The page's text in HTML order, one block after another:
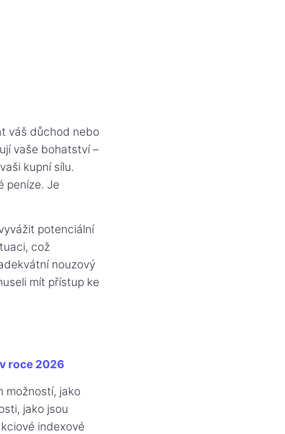
váš důchod nebo
vaše bohatství –
kupní sílu.
peníze. Je
potenciální
což
nouzový
mít přístup ke
roce 2026
možností, jako
jako jsou
indexové